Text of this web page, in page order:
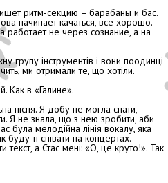
ритм-секцию – барабаны и бас.
начинает качаться, все хорошо.
работает не через сознание, а на
групу інструментів і вони поодинці
ми отримали те, що хотіли.
Как в «Галине».
пісня. Я добу не могла спати,
Я не знала, що з нею зробити, аби
була мелодійна лінія вокалу, яка
її співати на концертах.
а Стас мені: «О, це круто!». Так